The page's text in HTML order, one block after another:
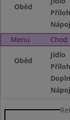
Oběd
Nápoj
Menu
Chod
Oběd
Jídlo
Nápoj